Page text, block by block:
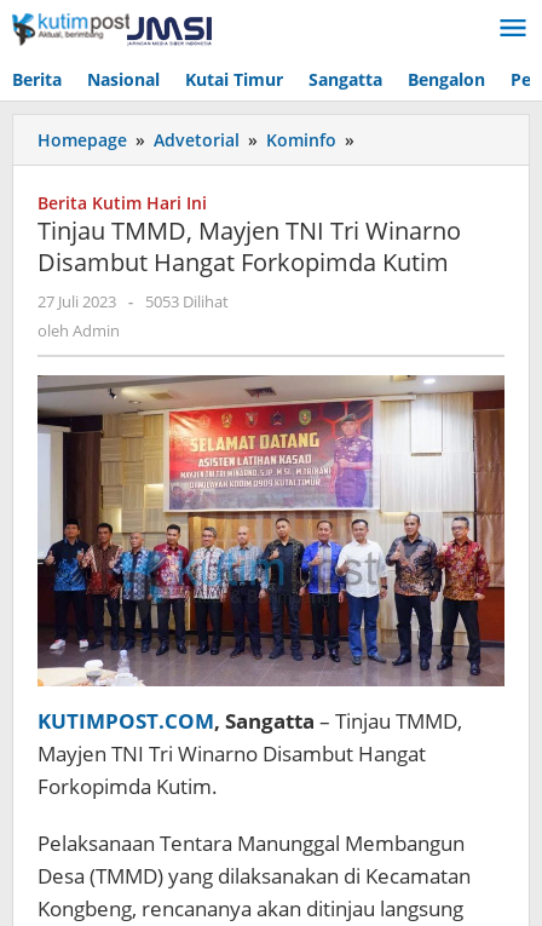
Lewati
ke
Berita Nasional Kutai Timur Sangatta Bengalon
Homepage » Advetorial » Kominfo »
TMMD,
Tri
Winarno
Berita Kutim Hari Ini
Tinjau TMMD, Mayjen TNI Tri Winarno
Disambut Hangat Forkopimda Kutim
27 Juli 2023 oleh
-
5053 Dilihat
oleh Admin
KUTIMPOST.COM, Sangatta – Tinjau TMMD,
Mayjen TNI Tri Winarno Disambut Hangat
Forkopimda Kutim.
Pelaksanaan Tentara Manunggal Membangun
Desa (TMMD) yang dilaksanakan di Kecamatan
Kongbeng, rencananya akan ditinjau langsung